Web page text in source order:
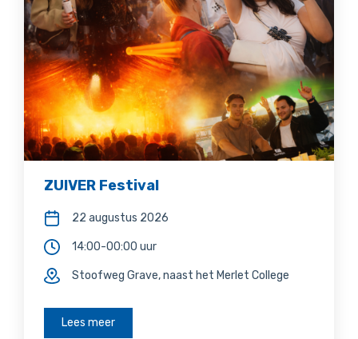
ZUIVER Festival
22 augustus 2026
14:00-00:00 uur
Stoofweg Grave, naast het Merlet College
Lees meer